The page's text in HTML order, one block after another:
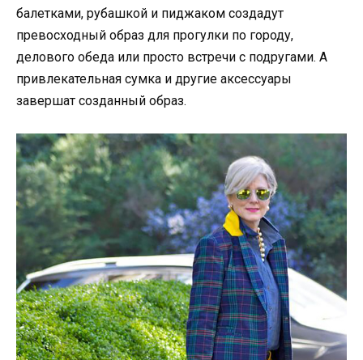
балетками, рубашкой и пиджаком создадут
превосходный образ для прогулки по городу,
делового обеда или просто встречи с подругами. А
привлекательная сумка и другие аксессуары
завершат созданный образ.